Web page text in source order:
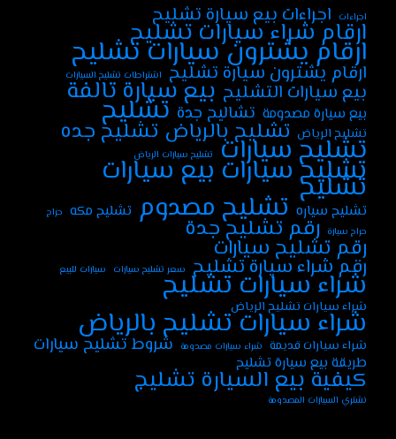
اجراءات اجراءات بيع سيارة تشليح
ارقام شراء سيارات تشليح
ارقام يشترون سيارات تشليح
ارقام يشترون سيارة تشليح اشتراطات تشليح السيارات
بيع سيارات التشليح بيع سيارة تالفة
بيع سيارة مصدومة تشاليح جدة تشليح
تشليح الرياض تشليح بالرياض تشليح جده تشليح سيارات تشليح سيارات الرياض
تشليح سيارات بيع سيارات
تشليح
تشليح سياره تشليح مصدوم تشليح مكه حراج
حراج سيارة رقم تشليح جدة
رقم تشليح سيارات
رقم شراء سيارة تشليح سعر تشليح سيارات سيارات للبيع شراء سيارات تشليح
شراء سيارات تشليح الرياض
شراء سيارات تشليح بالرياض
شراء سيارات قديمة شراء سيارات مصدومة شروط تشليح سيارات
طريقة بيع سيارة تشليح
كيفية بيع السيارة تشليج
نشتري السيارات المصدومة